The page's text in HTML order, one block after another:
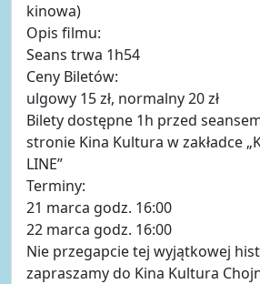
kinowa)
Opis filmu:
Seans trwa 1h54
Ceny Biletów:
ulgowy 15 zł, normalny 20 zł
Bilety dostępne 1h przed
stronie Kina Kultura w zakładce
LINE”
Terminy:
21 marca godz. 16:00
22 marca godz. 16:00
Nie przegapcie tej wyjątkowej
zapraszamy do Kina Kultura